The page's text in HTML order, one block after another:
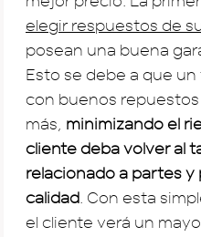
elegir respuestos de
posean una buena
Esto se debe a que
con buenos
más, minimizando el
cliente deba volver al
relacionado a partes y
calidad . Con esta
el cliente verá un